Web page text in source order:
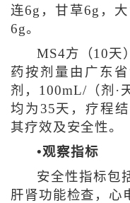
连6g，甘草6g，
6g。
MS4方（10天
药按剂量由广东
剂，100mL/（剂·
均为35天，疗程
其疗效及安全性。
•观察指标
安全性指标包
肝肾功能检查，心